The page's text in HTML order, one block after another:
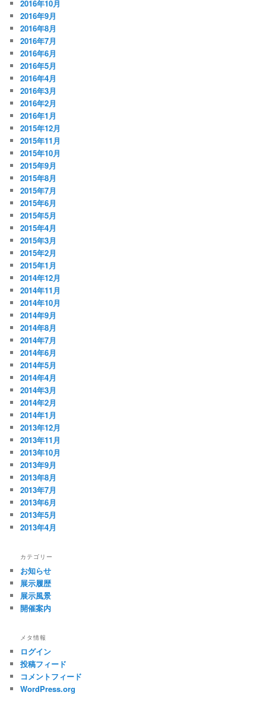
2016年10月
2016年9月
2016年8月
2016年7月
2016年6月
2016年5月
2016年4月
2016年3月
2016年2月
2016年1月
2015年12月
2015年11月
2015年10月
2015年9月
2015年8月
2015年7月
2015年6月
2015年5月
2015年4月
2015年3月
2015年2月
2015年1月
2014年12月
2014年11月
2014年10月
2014年9月
2014年8月
2014年7月
2014年6月
2014年5月
2014年4月
2014年3月
2014年2月
2014年1月
2013年12月
2013年11月
2013年10月
2013年9月
2013年8月
2013年7月
2013年6月
2013年5月
2013年4月
カテゴリー
お知らせ
展示履歴
展示風景
開催案内
メタ情報
ログイン
投稿フィード
コメントフィード
WordPress.org